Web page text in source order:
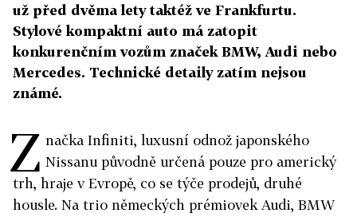
už před dvěma lety taktéž ve Frankfurtu.
Stylové kompaktní auto má zatopit
konkurenčním vozům značek BMW, Audi nebo
Mercedes. Technické detaily zatím nejsou
známé.
Z načka Infiniti, luxusní odnož japonského
Nissanu původně určená pouze pro americký
trh, hraje v Evropě, co se týče prodejů, druhé
housle. Na trio německých prémiovek Audi, BMW